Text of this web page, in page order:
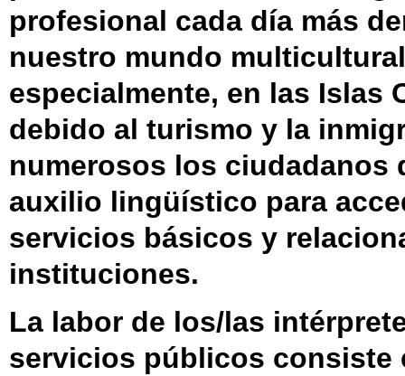
profesional cada día más
nuestro mundo
especialmente, en las Islas
debido al turismo y la
numerosos los ciudadanos
auxilio lingüístico para
servicios básicos y
instituciones.
La labor de los/las
servicios públicos consiste